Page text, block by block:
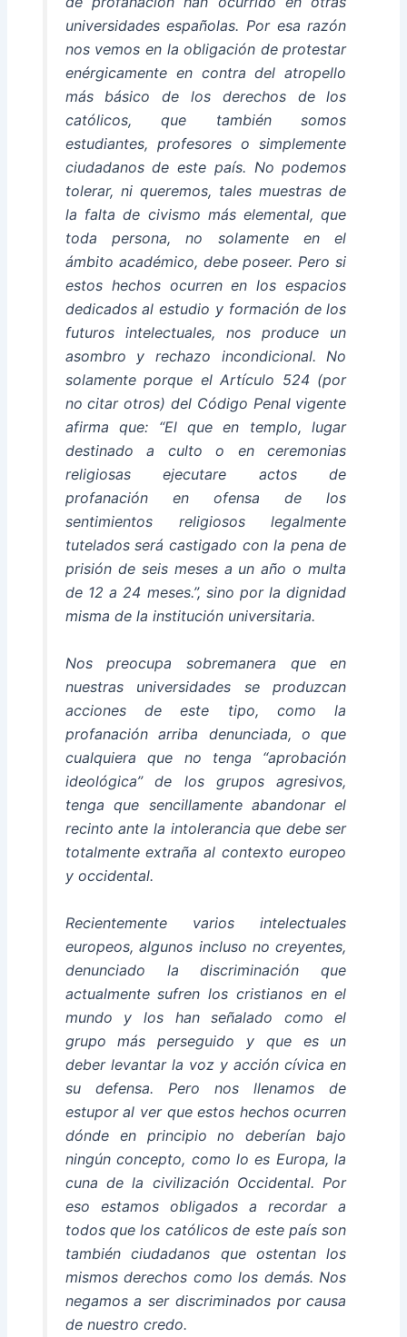
universidades españolas. Por esa razón
nos vemos en la obligación de protestar
enérgicamente en contra del atropello
más básico de los derechos de los
católicos, que también somos
estudiantes, profesores o simplemente
ciudadanos de este país. No podemos
tolerar, ni queremos, tales muestras de
la falta de civismo más elemental, que
toda persona, no solamente en el
ámbito académico, debe poseer. Pero si
estos hechos ocurren en los espacios
dedicados al estudio y formación de los
futuros intelectuales, nos produce un
asombro y rechazo incondicional. No
solamente porque el Artículo 524 (por
no citar otros) del Código Penal vigente
afirma que: “El que en templo, lugar
destinado a culto o en ceremonias
religiosas ejecutare actos de
profanación en ofensa de los
sentimientos religiosos legalmente
tutelados será castigado con la pena de
prisión de seis meses a un año o multa
de 12 a 24 meses.”, sino por la dignidad
misma de la institución universitaria.
Nos preocupa sobremanera que en
nuestras universidades se produzcan
acciones de este tipo, como la
profanación arriba denunciada, o que
cualquiera que no tenga “aprobación
ideológica” de los grupos agresivos,
tenga que sencillamente abandonar el
recinto ante la intolerancia que debe ser
totalmente extraña al contexto europeo
y occidental.
Recientemente varios intelectuales
europeos, algunos incluso no creyentes,
denunciado la discriminación que
actualmente sufren los cristianos en el
mundo y los han señalado como el
grupo más perseguido y que es un
deber levantar la voz y acción cívica en
su defensa. Pero nos llenamos de
estupor al ver que estos hechos ocurren
dónde en principio no deberían bajo
ningún concepto, como lo es Europa, la
cuna de la civilización Occidental. Por
eso estamos obligados a recordar a
todos que los católicos de este país son
también ciudadanos que ostentan los
mismos derechos como los demás. Nos
negamos a ser discriminados por causa
de nuestro credo.